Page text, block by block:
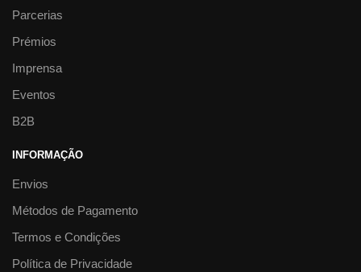
Parcerias
Prémios
Imprensa
Eventos
B2B
INFORMAÇÃO
Envios
Métodos de Pagamento
Termos e Condições
Política de Privacidade